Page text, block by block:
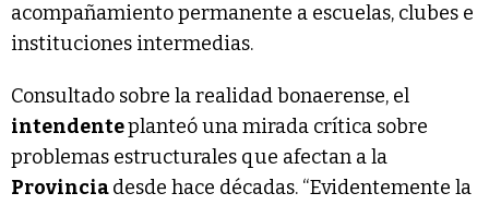
acompañamiento permanente a escuelas, clubes e
instituciones intermedias.
Consultado sobre la realidad bonaerense, el
intendenteplanteó una mirada crítica sobre
problemas estructurales que afectan a la
Provinciadesde hace décadas. “Evidentemente la